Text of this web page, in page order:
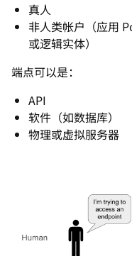
真人
非人类帐户（应用
或逻辑实体）
端点可以是：
API
软件（如数据库）
物理或虚拟服务器